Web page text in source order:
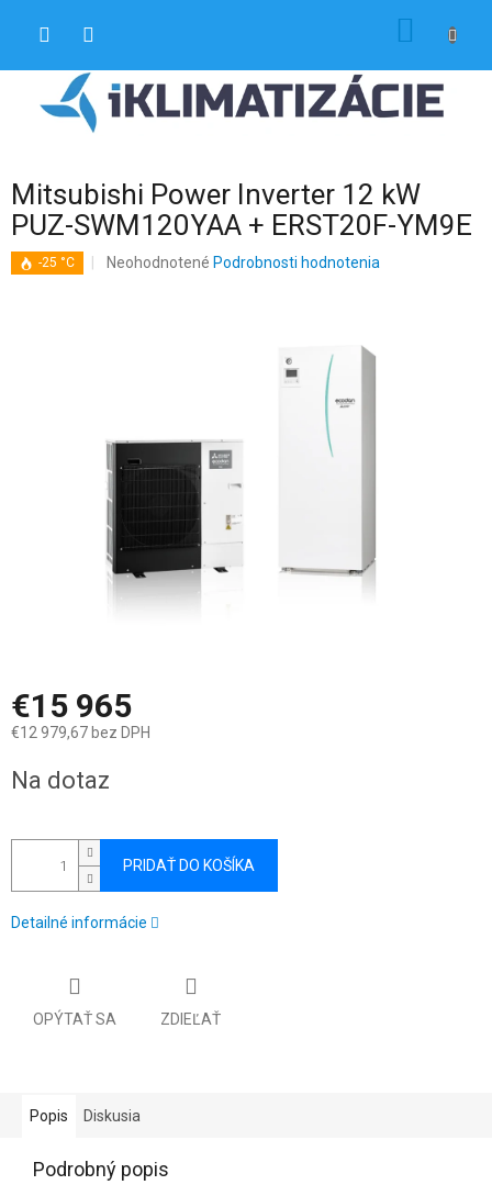
Mitsubishi Power Inverter 12 kW
PUZ-SWM120YAA + ERST20F-YM9E
-25 °C
Priemerné
Neohodnotené Podrobnosti hodnotenia
€15 965
€12 979,67 bez DPH
cena:
Na dotaz
PRIDAŤ DO KOŠÍKA
Detailné informácie
OPÝTAŤ SA ZDIEĽAŤ
Popis Diskusia
Podrobný popis